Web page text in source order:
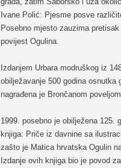
Ivane Polić: Pjesme posve
Posebno mjesto zauzima
povijest Ogulina.
Izdanjem Urbara modruškog iz
obilježavanje 500 godina osnutka
nagrađena je Brončanom
1999. posebno je obilježena 125.
knjiga: Priče iz davnine sa
zašto je Matica hrvatska Ogulin
Izdanje ovih knjiga bio je povod